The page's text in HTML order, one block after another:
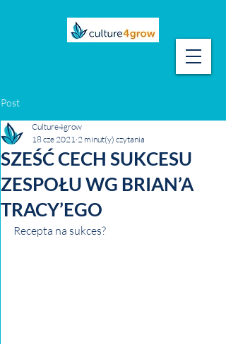
Post
SZEŚĆ CECH SUKCESU
ZESPOŁU WG BRIAN’A
TRACY’EGO
Culture4grow
18 cze 2021 2 minut(y) czytania
Recepta na sukces?